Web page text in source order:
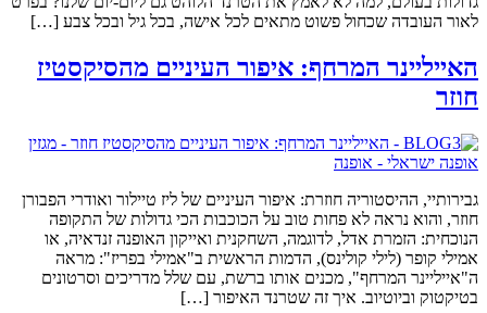
לאור העובדה שכחול פשוט מתאים לכל אישה, בכל גיל ובכל צבע […]
האייליינר המרחף: איפור העיניים מהסיקסטיז
חוזר
גבירותיי, ההיסטוריה חוזרת: איפור העיניים של ליז טיילור ואודרי הפבורן
חוזר, והוא נראה לא פחות טוב על הכוכבות הכי גדולות של התקופה
הנוכחית: הזמרת אדל, לדוגמה, השחקנית ואייקון האופנה זנדאיה, או
אמילי קופר (לילי קולינס), הדמות הראשית ב"אמילי בפריז": מראה
ה"אייליינר המרחף", מכנים אותו ברשת, עם שלל מדריכים וסרטונים
בטיקטוק וביוטיוב. איך זה שטרנד האיפור […]